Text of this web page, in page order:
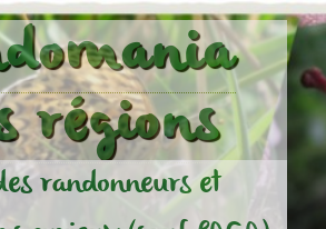
régions
randonneurs et